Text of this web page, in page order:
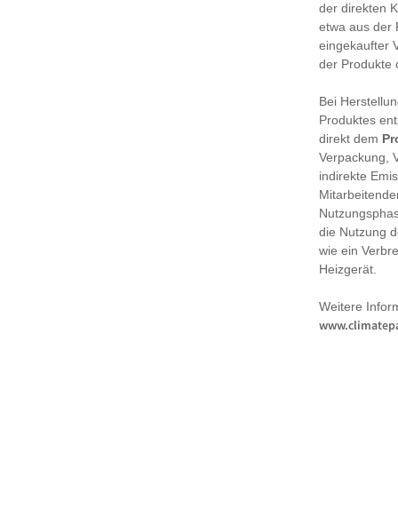
der direkten
etwa aus der
eingekaufter
der Produkte
Bei
Produktes
direkt dem
Verpackung,
indirekte
die Nutzung
wie ein
Heizgerät.
Weitere